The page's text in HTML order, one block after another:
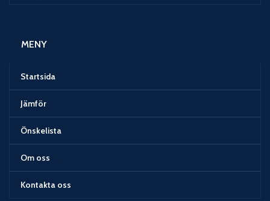
MENY
Startsida
Jämför
Önskelista
Om oss
Kontakta oss